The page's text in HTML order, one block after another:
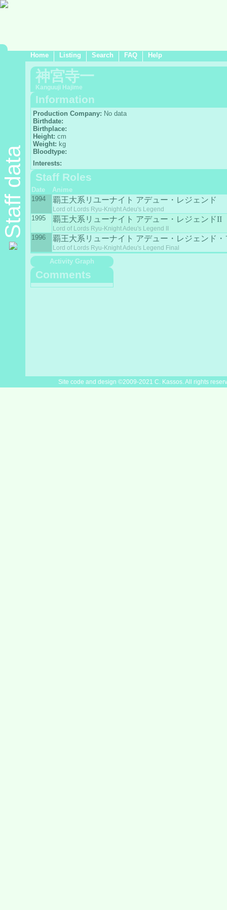
Home Listing Search FAQ Help
Staff data
神宮寺一
Kanguuji Hajime
Information
Production Company: No data
Birthdate:
Birthplace:
Height: cm
Weight: kg
Bloodtype:
Interests:
Staff Roles
Date
Anime
1994
覇王大系リユーナイト アデュー・レジェンド
Lord of Lords Ryu-Knight Adeu's Legend
1995 覇王大系リューナイト アデュー・レジェンドII
Lord of Lords Ryu-Knight Adeu's Legend II
1996 覇王大系リューナイト アデュー・レジェンド
Lord of Lords Ryu-Knight Adeu's Legend Final
Activity Graph
Comments
Site code and design ©2009-2021 C. Kassos. All rights